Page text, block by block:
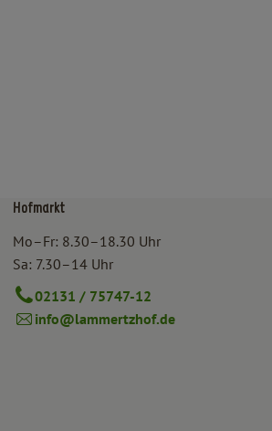
Hofmarkt
Mo–Fr: 8.30–18.30 Uhr
Sa: 7.30–14 Uhr
02131 / 75747-12
info@lammertzhof.de